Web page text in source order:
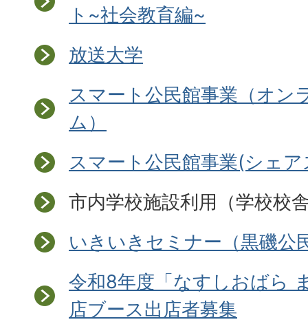
ト~社会教育編~
放送大学
スマート公民館事業（オン
ム）
スマート公民館事業(シェ
市内学校施設利用（学校校
いきいきセミナー（黒磯公
令和8年度「なすしおばら
店ブース出店者募集